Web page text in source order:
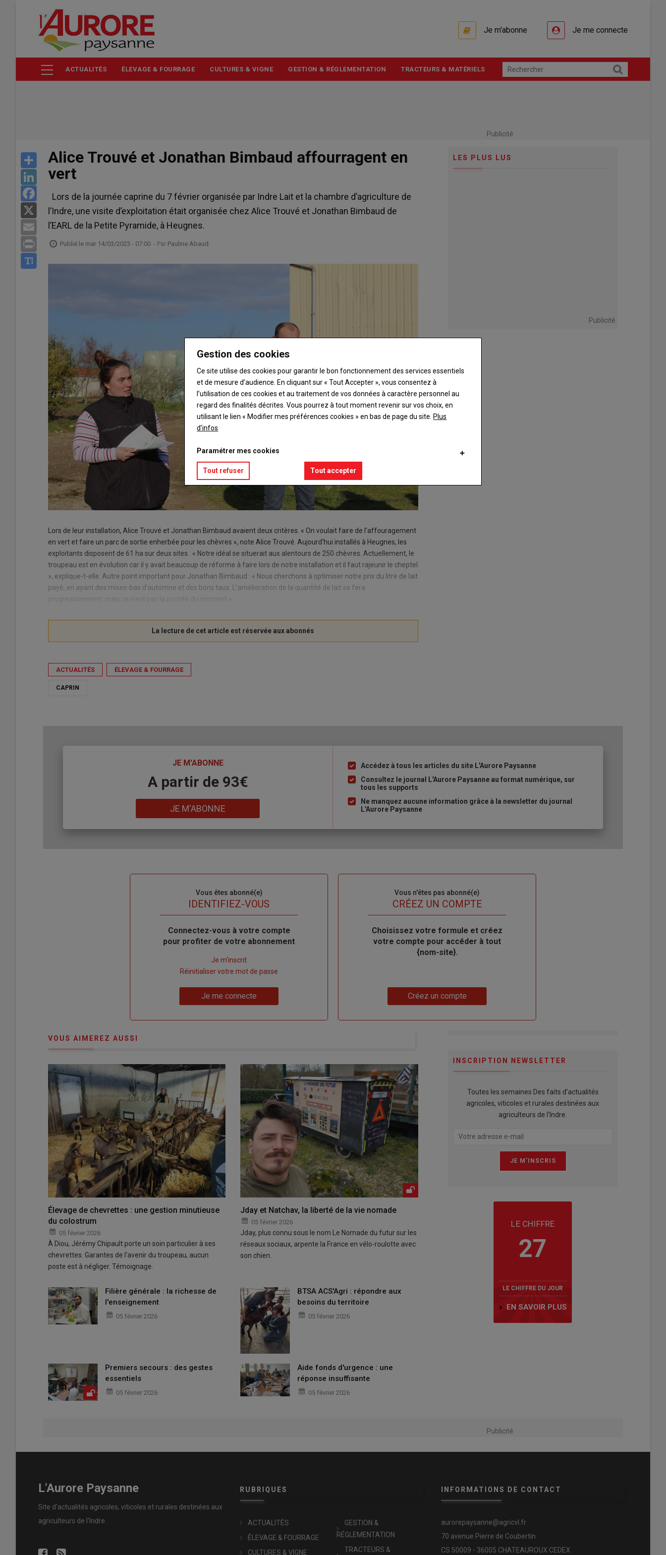
contenu
Je m'abonne Je me connecte
ACTUALITÉS ÉLEVAGE & FOURRAGE CULTURES & VIGNE GESTION & RÉGLEMENTATION TRACTEURS & MATÉRIELS
Publicité
Share
LinkedIn
Facebook
Email
Print
Alice Trouvé et Jonathan Bimbaud affourragent en
vert
Lors de la journée caprine du 7 février organisée par Indre Lait et la chambre d’agriculture de
l’Indre, une visite d’exploitation était organisée chez Alice Trouvé et Jonathan Bimbaud de
l’EARL de la Petite Pyramide, à Heugnes.
Publié le mar 14/03/2023 - 07:00 - Par Pauline Abaud
Lors de leur installation, Alice Trouvé et Jonathan Bimbaud avaient deux critères. « On voulait faire de l’affouragement
en vert et faire un parc de sortie enherbée pour les chèvres », note Alice Trouvé. Aujourd’hui installés à Heugnes, les
exploitants disposent de 61 ha sur deux sites. « Notre idéal se situerait aux alentours de 250 chèvres. Actuellement, le
troupeau est en évolution car il y avait beaucoup de réforme à faire lors de notre installation et il faut rajeunir le cheptel
», explique-t-elle. Autre point important pour Jonathan Bimbaud : « Nous cherchons à optimiser notre prix du litre de lait
payé, en ayant des mises-bas d’automne et des bons taux. L’amélioration de la quantité de lait se fera
progressivement, mais ce n’est pas la priorité du moment ».
ACTUALITÉS ÉLEVAGE & FOURRAGE
CAPRIN
LES PLUS LUS
Publicité
JE M'ABONNE
A partir de 93€
JE M'ABONNE
Liste
à
puce
Accédez à tous les articles du site L'Aurore Paysanne
Consultez le journal L'Aurore Paysanne au format numérique, sur
tous les supports
Ne manquez aucune information grâce à la newsletter du journal
L'Aurore Paysanne
Vous êtes abonné(e)
IDENTIFIEZ-VOUS
Body
Connectez-vous à votre compte
pour profiter de votre abonnement
compte"
Je m'inscrit
Réinitialiser votre mot de passe
Je me connecte
Vous n'êtes pas abonné(e)
TITRECRÉEZ UN COMPTE
Body
Choisissez votre formule et créez
votre compte pour accéder à tout
{nom-site}.
Créez un compte
VOUS AIMEREZ AUSSI
Élevage de chevrettes : une gestion minutieuse
du colostrum
05 février 2026
À Diou, Jérémy Chipault porte un soin particulier à ses
chevrettes. Garantes de l'avenir du troupeau, aucun
poste est à négliger. Témoignage.
Jday et Natchav, la liberté de la vie nomade
05 février 2026
Jday, plus connu sous le nom Le Nomade du futur sur les
réseaux sociaux, arpente la France en vélo-roulotte avec
son chien.
Filière générale : la richesse de
l'enseignement
05 février 2026
BTSA ACS'Agri : répondre aux
besoins du territoire
05 février 2026
Premiers secours : des gestes
essentiels
05 février 2026
Aide fonds d'urgence : une
réponse insuffisante
05 février 2026
INSCRIPTION NEWSLETTER
Toutes les semaines Des faits d'actualités
agricoles, viticoles et rurales destinées aux
agriculteurs de l'Indre.
LE CHIFFRE
27
LE CHIFFRE DU JOUR
EN SAVOIR PLUS
Publicité
L'Aurore Paysanne
Site d'actualités agricoles, viticoles et rurales destinées aux
agriculteurs de l'Indre.
RUBRIQUES
ACTUALITÉS
ÉLEVAGE & FOURRAGE
CULTURES & VIGNE
GESTION &
RÉGLEMENTATION
TRACTEURS &
INFORMATIONS DE CONTACT
aurorepaysanne@agricvl.fr
70 avenue Pierre de Coubertin
CS 50009 - 36005 CHATEAUROUX CEDEX
Gestion des cookies
Ce site utilise des cookies pour garantir le bon fonctionnement des services essentiels
et de mesure d’audience. En cliquant sur « Tout Accepter », vous consentez à
l’utilisation de ces cookies et au traitement de vos données à caractère personnel au
regard des finalités décrites. Vous pourrez à tout moment revenir sur vos choix, en
utilisant le lien « Modifier mes préférences cookies » en bas de page du site. Plus
d'infos
Paramétrer mes cookies
Tout refuser Tout accepter